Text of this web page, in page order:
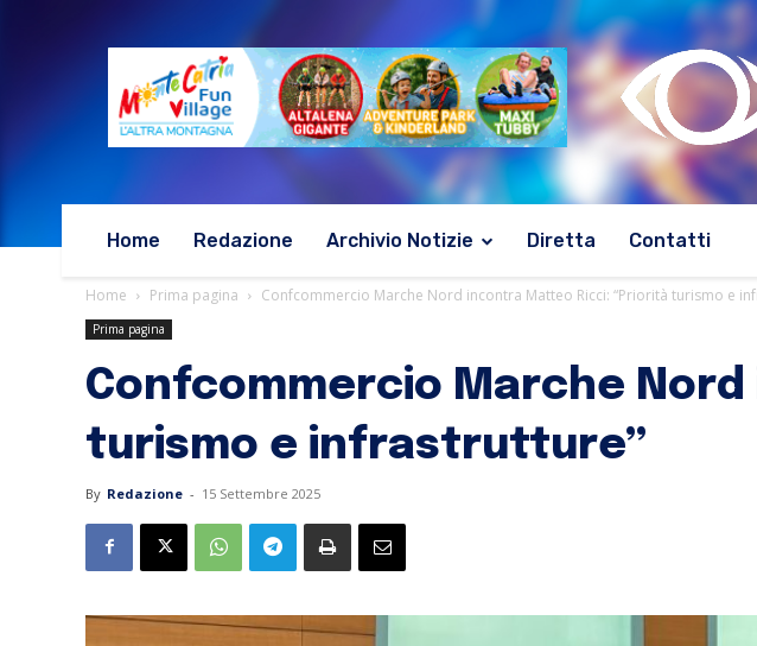
Home Redazione Archivio Notizie Diretta Contatti
Home Prima pagina Confcommercio Marche Nord incontra Matteo Ricci: “Priorità turismo e
Prima pagina
Confcommercio Marche
turismo e infrastrutture”
By Redazione - 15 Settembre 2025